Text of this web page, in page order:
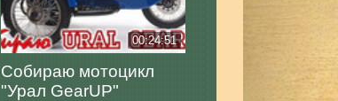
00:24:51
Собираю мотоцикл
"Урал GearUP"